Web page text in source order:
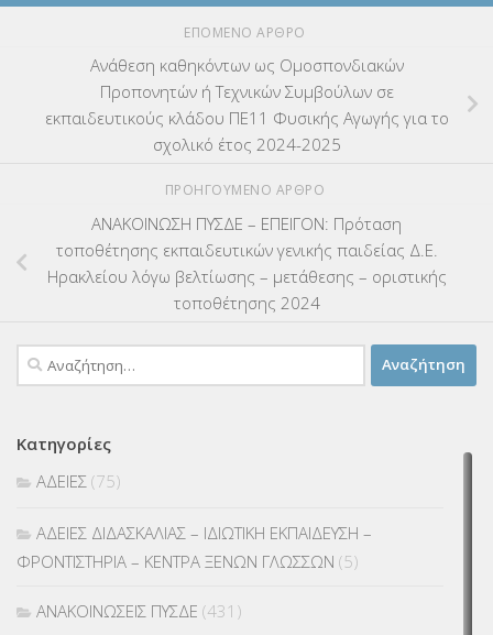
ΕΠΌΜΕΝΟ ΆΡΘΡΟ
Ανάθεση καθηκόντων ως Ομοσπονδιακών
Προπονητών ή Τεχνικών Συμβούλων σε
εκπαιδευτικούς κλάδου ΠΕ11 Φυσικής Αγωγής για το
σχολικό έτος 2024-2025
ΠΡΟΗΓΟΎΜΕΝΟ ΆΡΘΡΟ
ΑΝΑΚΟΙΝΩΣΗ ΠΥΣΔΕ – ΕΠΕΙΓΟΝ: Πρόταση
τοποθέτησης εκπαιδευτικών γενικής παιδείας Δ.Ε.
Ηρακλείου λόγω βελτίωσης – μετάθεσης – οριστικής
τοποθέτησης 2024
Αναζήτηση
για:
Κατηγορίες
ΑΔΕΙΕΣ (75)
ΑΔΕΙΕΣ ΔΙΔΑΣΚΑΛΙΑΣ – ΙΔΙΩΤΙΚΗ ΕΚΠΑΙΔΕΥΣΗ –
ΦΡΟΝΤΙΣΤΗΡΙΑ – ΚΕΝΤΡΑ ΞΕΝΩΝ ΓΛΩΣΣΩΝ (5)
ΑΝΑΚΟΙΝΩΣΕΙΣ ΠΥΣΔΕ (431)